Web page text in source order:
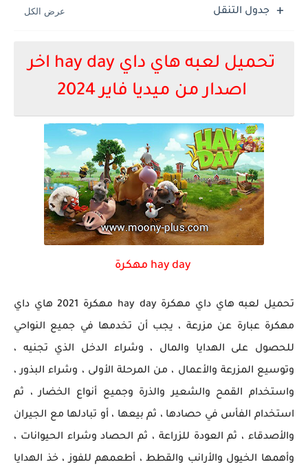
جدول التنقل
تحميل لعبه هاي داي hay day اخر
اصدار من ميديا فاير 2024
hay day مهكرة
تحميل لعبه هاي داي مهكرة hay day مهكرة 2021 هاي داي
مهكرة عبارة عن مزرعة ، يجب أن تخدمها في جميع النواحي
للحصول على الهدايا والمال ، وشراء الدخل الذي تجنيه ،
وتوسيع المزرعة والأعمال ، من المرحلة الأولى ، وشراء البذور ،
واستخدام القمح والشعير والذرة وجميع أنواع الخضار ، ثم
استخدام الفأس في حصادها ، ثم بيعها ، أو تبادلها مع الجيران
والأصدقاء ، ثم العودة للزراعة ، ثم الحصاد وشراء الحيوانات ،
وأهمها الخيول والأرانب والقطط ، أطعمهم للفوز ، خذ الهدايا